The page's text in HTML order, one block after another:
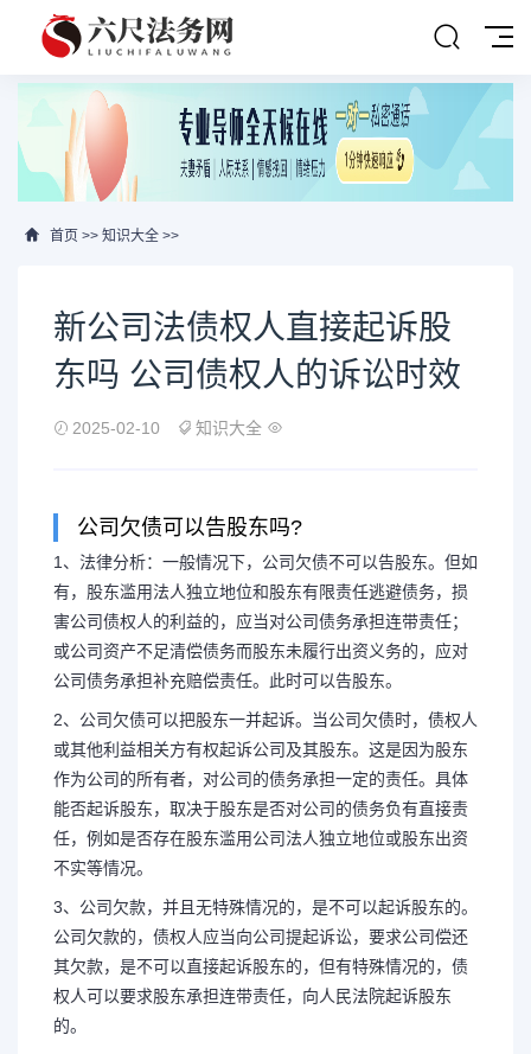
首页 >> 知识大全 >>
新公司法债权人直接起诉股
东吗 公司债权人的诉讼时效
2025-02-10 知识大全
公司欠债可以告股东吗?
1、法律分析：一般情况下，公司欠债不可以告股东。但如
有，股东滥用法人独立地位和股东有限责任逃避债务，损
害公司债权人的利益的，应当对公司债务承担连带责任；
或公司资产不足清偿债务而股东未履行出资义务的，应对
公司债务承担补充赔偿责任。此时可以告股东。
2、公司欠债可以把股东一并起诉。当公司欠债时，债权人
或其他利益相关方有权起诉公司及其股东。这是因为股东
作为公司的所有者，对公司的债务承担一定的责任。具体
能否起诉股东，取决于股东是否对公司的债务负有直接责
任，例如是否存在股东滥用公司法人独立地位或股东出资
不实等情况。
3、公司欠款，并且无特殊情况的，是不可以起诉股东的。
公司欠款的，债权人应当向公司提起诉讼，要求公司偿还
其欠款，是不可以直接起诉股东的，但有特殊情况的，债
权人可以要求股东承担连带责任，向人民法院起诉股东
的。
新公司法债权人直接起
权人的诉讼
1、法律分析：一般情况下，公
如有，股东滥用法人独立地位和股
害公司债权人的利益的，应当对公
公司资产不...